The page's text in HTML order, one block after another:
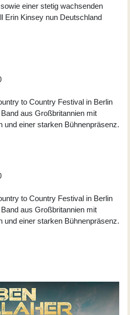
einer stetig wachsenden
Erin Kinsey nun Deutschland
to Country Festival in Berlin
aus Großbritannien mit
und einer starken Bühnenpräsenz.
to Country Festival in Berlin
aus Großbritannien mit
und einer starken Bühnenpräsenz.